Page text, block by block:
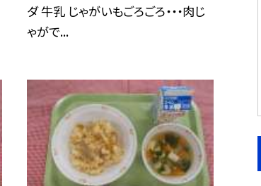
ダ 牛乳 じゃがいもごろごろ・・・肉じ
ゃがで...